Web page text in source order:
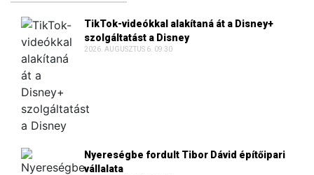
TikTok-videókkal alakítaná át a Disney+
szolgáltatást a Disney
2026. AUGUSZTUS 6. 09:30
Nyereségbe fordult Tibor Dávid építőipari
vállalata